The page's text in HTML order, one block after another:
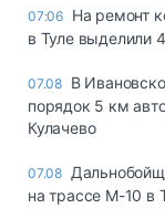
07:06 На ремонт
в Туле выделили
07.08 В
порядок 5 км
Кулачево
07.08
на трассе М-10 в